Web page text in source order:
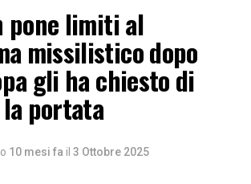
pone limiti al
missilistico dopo
gli ha chiesto di
portata
10 mesi fa il 3 Ottobre 2025